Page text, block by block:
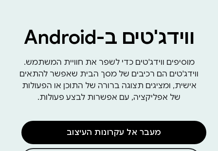
ווידג'טים ב-Android
מוסיפים ווידג'טים כדי לשפר את חוויית המשתמש.
ווידג'טים הם רכיבים של מסך הבית שאפשר להתאים
אישית, ומציגים תצוגה ברורה של התוכן או הפעולות
של אפליקציה, עם אפשרות לבצע פעולות.
מעבר אל עקרונות העיצוב